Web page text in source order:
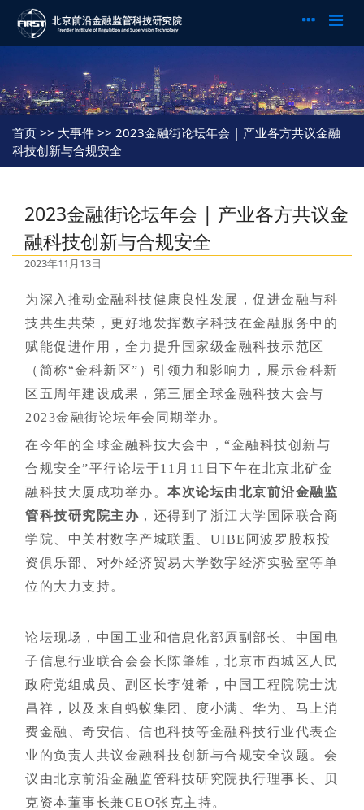
首页 >> 大事件 >> 2023金融街论坛年会 | 产业各方共议金融
科技创新与合规安全
2023金融街论坛年会 | 产业各方共议金
融科技创新与合规安全
2023年11月13日
为深入推动金融科技健康良性发展，促进金融与科
技共生共荣，更好地发挥数字科技在金融服务中的
赋能促进作用，全力提升国家级金融科技示范区
（简称“金科新区”）引领力和影响力，展示金科新
区五周年建设成果，第三届全球金融科技大会与
2023金融街论坛年会同期举办。
在今年的全球金融科技大会中，“金融科技创新与
合规安全”平行论坛于11月11日下午在北京北矿金
融科技大厦成功举办。 本次论坛由北京前沿金融监
管科技研究院主办 ，还得到了浙江大学国际联合商
学院、中关村数字产城联盟、UIBE阿波罗股权投
资俱乐部、对外经济贸易大学数字经济实验室等单
位的大力支持。
论坛现场，中国工业和信息化部原副部长、中国电
子信息行业联合会会长陈肇雄，北京市西城区人民
政府党组成员、副区长李健希，中国工程院院士沈
昌祥，以及来自蚂蚁集团、度小满、华为、马上消
费金融、奇安信、信也科技等金融科技行业代表企
业的负责人共议金融科技创新与合规安全议题。会
议由北京前沿金融监管科技研究院执行理事长、贝
克资本董事长兼CEO张克主持。